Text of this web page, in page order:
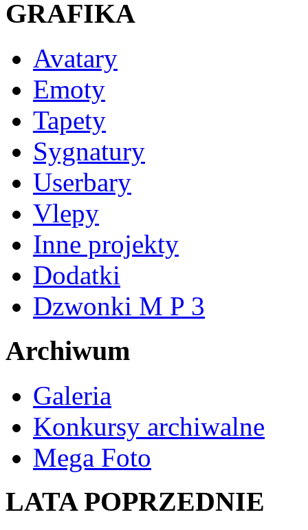
GRAFIKA
Avatary
Emoty
Tapety
Sygnatury
Userbary
Vlepy
Inne projekty
Dodatki
Dzwonki M P 3
Archiwum
Galeria
Konkursy archiwalne
Mega Foto
LATA POPRZEDNIE